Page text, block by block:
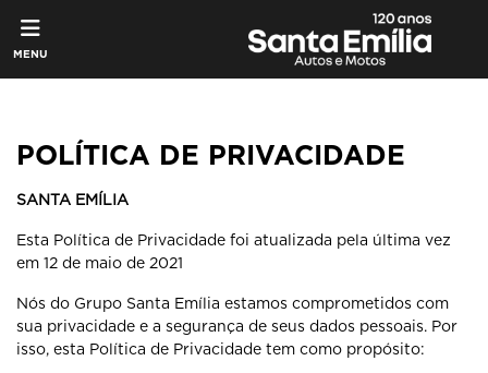
MENU
POLÍTICA DE PRIVACIDADE
SANTA EMÍLIA
Esta Política de Privacidade foi atualizada pela última vez
em 12 de maio de 2021
Nós do Grupo Santa Emília estamos comprometidos com
sua privacidade e a segurança de seus dados pessoais. Por
isso, esta Política de Privacidade tem como propósito: